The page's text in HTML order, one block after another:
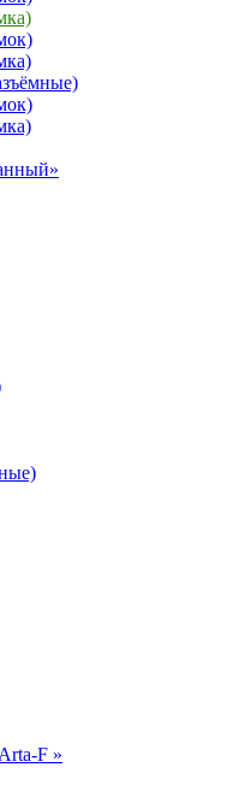
F »